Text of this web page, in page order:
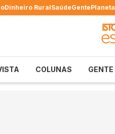
Dinheiro RuralSaúdeGentePlaneta
COLUNAS GENTE